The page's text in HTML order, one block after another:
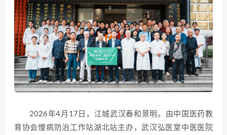
2026年4月17日，江城武汉春和景明。由中国医药教
育协会慢病防治工作站湖北站主办，武汉弘医堂中医医院